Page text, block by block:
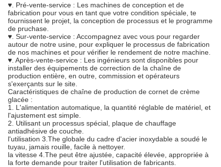
♥. Pré-vente-service : Les machines de conception et de
fabrication pour vous en tant que votre condition spéciale, te
fournissent le projet, la conception de processus et le programme
de pruchase.
♥. Sur-vente-service : Accompagnez avec vous pour regarder
autour de notre usine, pour expliquer le processus de fabrication
de nos machines et pour vérifier le rendement de notre machine.
♥. Après-vente-service : Les ingénieurs sont disponibles pour
installer des équipements de correction de la chaîne de
production entière, en outre, commission et opérateurs
s'exerçants sur le site.
Caractéristiques de chaîne de production de cornet de crème
glacée :
1. L'alimentation automatique, la quantité réglable de matériel, et
l'ajustement est simple.
2. Utilisant un processus spécial, plaque de chauffage
antiadhésive de couche.
l'utilisation 3.The globale du cadre d'acier inoxydable a soudé le
tuyau, jamais rouille, facile à nettoyer.
la vitesse 4.The peut être ajustée, capacité élevée, appropriée à
la forte demande pour traiter l'utilisation de fabricants.